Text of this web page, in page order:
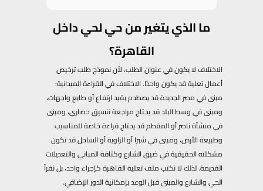
ما الذي يتغير من حي لحي داخل
القاهرة؟
الاختلاف لا يكون في عنوان الطلب، لأن نموذج طلب ترخيص
أعمال تعلية قد يكون واحدًا. الاختلاف في القراءة الميدانية:
مبنى في مصر الجديدة قد يصطدم بقيد ارتفاع أو طابع واجهات،
ومبنى في وسط البلد قد يحتاج مراجعة تنسيق حضاري، ومبنى
في منشأة ناصر أو المقطم قد يحتاج قراءة خاصة للمناسيب
وطبيعة الأرض، ومبنى في شبرا أو الزاوية أو الساحل قد تكون
مشكلته الحقيقية في ضيق الشارع وكثافة المباني والتعديلات
القديمة. لذلك لا نكتب ملف تعلية القاهرة كإجراء واحد، بل نقرأ
الحي والشارع والمبنى قبل الوعد بإمكانية الدور الإضافي.